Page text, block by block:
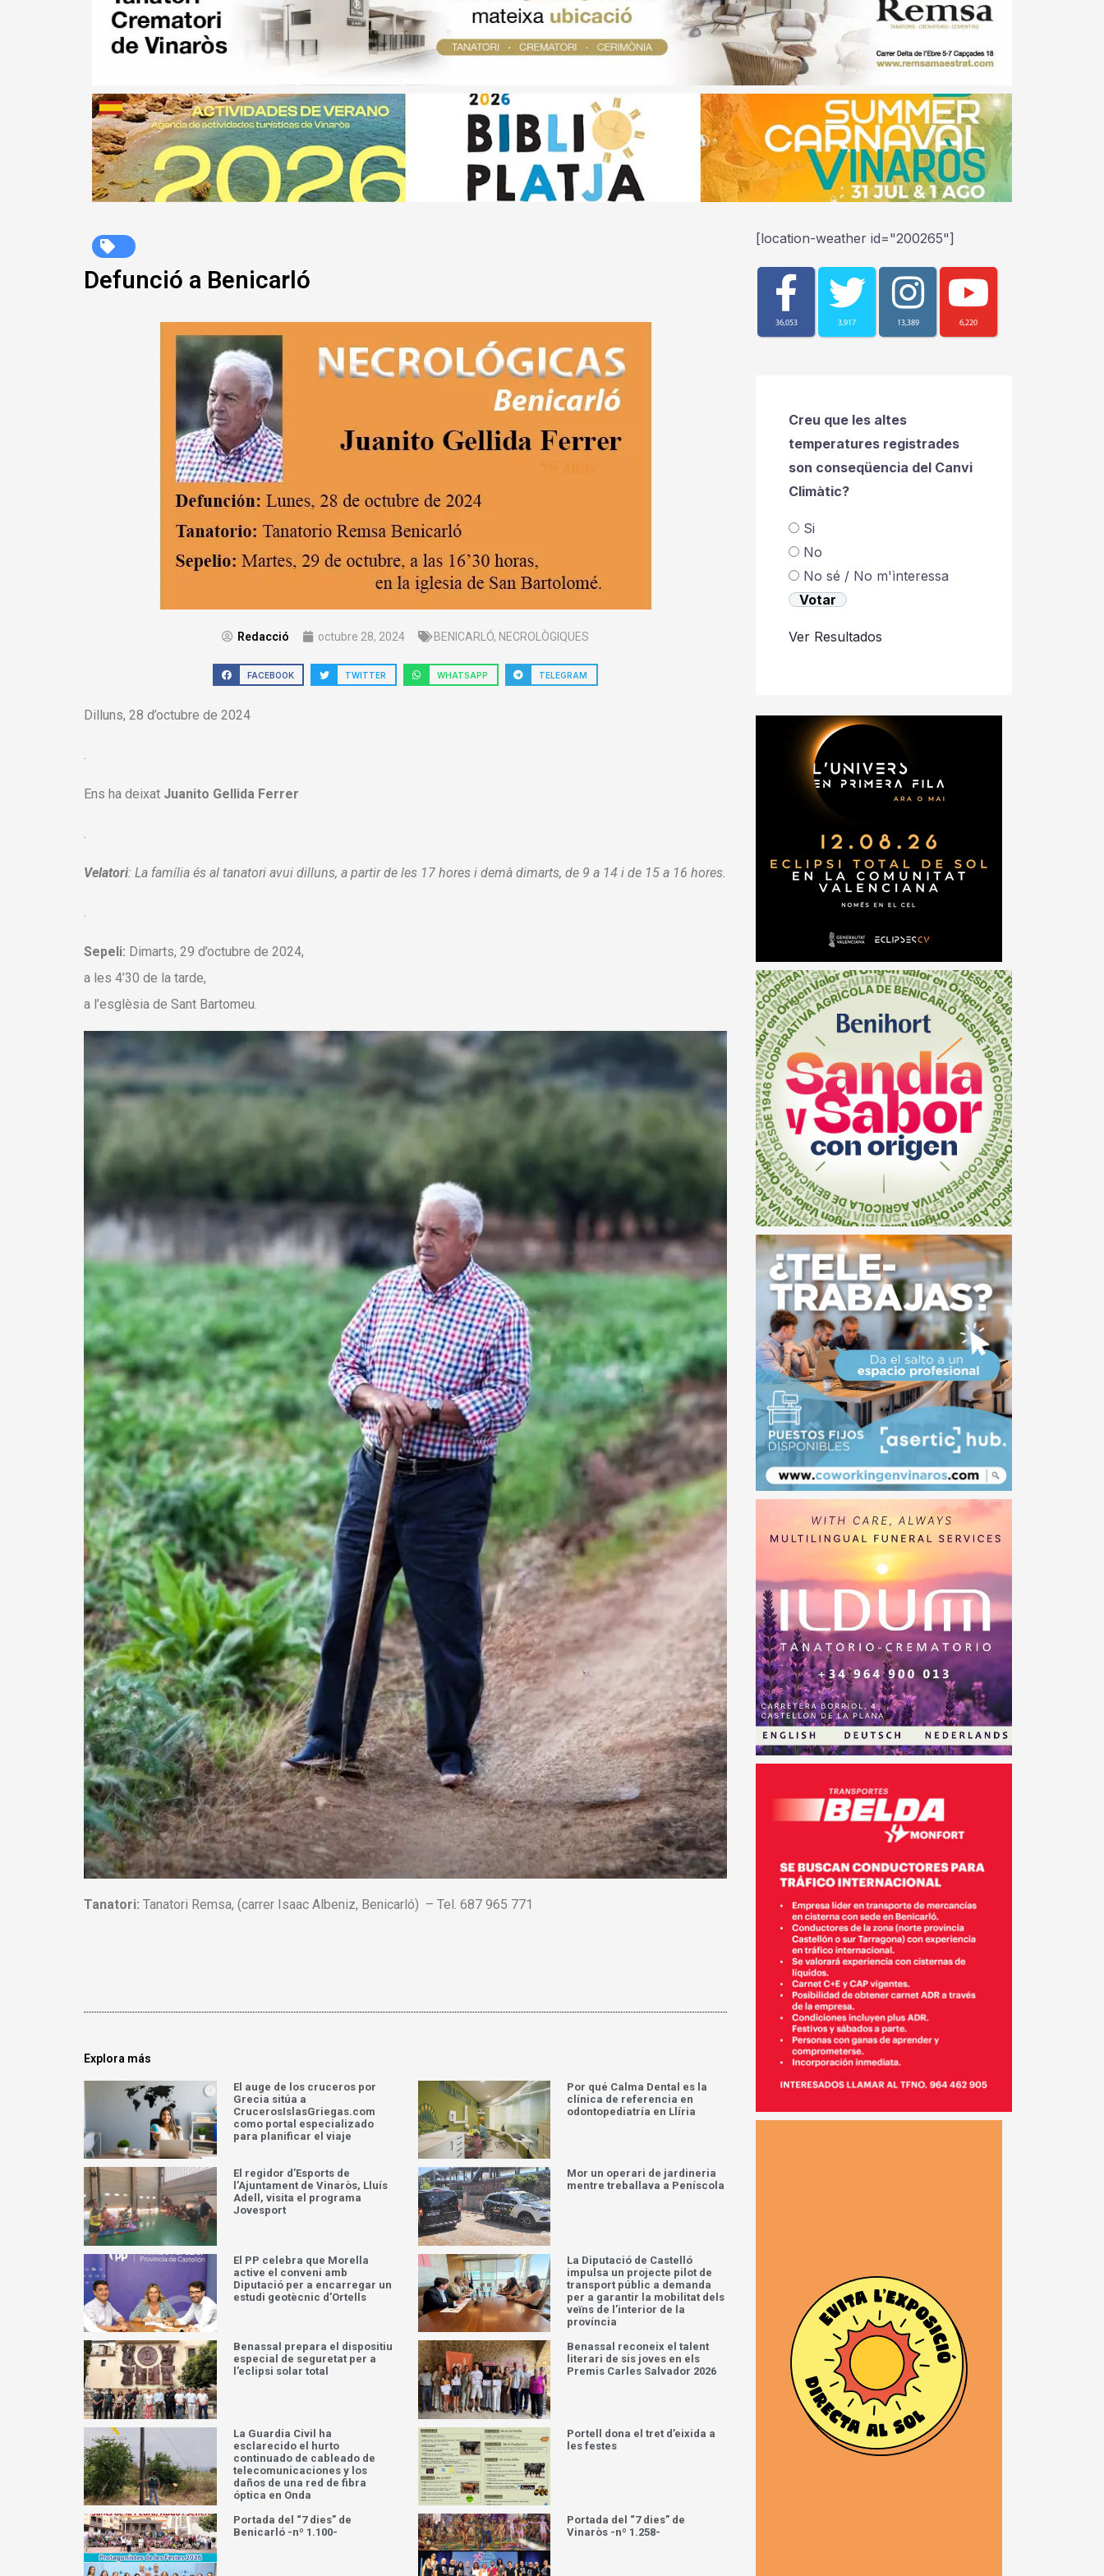
Defunció a Benicarló
Redacció octubre 28, 2024 BENICARLÓ, NECROLÒGIQUES
FACEBOOK TWITTER WHATSAPP TELEGRAM
Dilluns, 28 d’octubre de 2024
.
Ens ha deixat Juanito Gellida Ferrer
.
Velatori: La família és al tanatori avui dilluns, a partir de les 17 hores i demà dimarts, de 9 a 14 i de 15 a 16 hores.
.
Sepeli: Dimarts, 29 d’octubre de 2024,
a les 4’30 de la tarde,
a l’esglèsia de Sant Bartomeu.
Tanatori: Tanatori Remsa, (carrer Isaac Albeniz, Benicarló) – Tel. 687 965 771
Explora más
El auge de los cruceros por
Grecia sitúa a
CrucerosIslasGriegas.com
como portal especializado
para planificar el viaje
Por qué Calma Dental es la
clínica de referencia en
odontopediatría en Llíria
El regidor d’Esports de
l’Ajuntament de Vinaròs, Lluís
Adell, visita el programa
Jovesport
Mor un operari de jardineria
mentre treballava a Peníscola
El PP celebra que Morella
active el conveni amb
Diputació per a encarregar un
estudi geotècnic d’Ortells
La Diputació de Castelló
impulsa un projecte pilot de
transport públic a demanda
per a garantir la mobilitat dels
veïns de l’interior de la
província
Benassal prepara el dispositiu
especial de seguretat per a
l’eclipsi solar total
Benassal reconeix el talent
literari de sis joves en els
Premis Carles Salvador 2026
La Guardia Civil ha
esclarecido el hurto
continuado de cableado de
telecomunicaciones y los
daños de una red de fibra
óptica en Onda
Portell dona el tret d’eixida a
les festes
Portada del “7 dies” de
Benicarló -nº 1.100-
Portada del “7 dies” de
Vinaròs -nº 1.258-
[location-weather id="200265"]
36,053 3,917 13,389 6,220
Creu que les altes
temperatures registrades
son conseqüencia del Canvi
Climàtic?
Si
No
No sé / No m'ìnteressa
Ver Resultados